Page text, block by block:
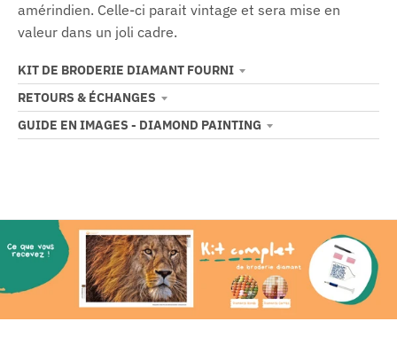
amérindien. Celle-ci parait vintage et sera mise en
valeur dans un joli cadre.
KIT DE BRODERIE DIAMANT FOURNI
RETOURS & ÉCHANGES
GUIDE EN IMAGES - DIAMOND PAINTING